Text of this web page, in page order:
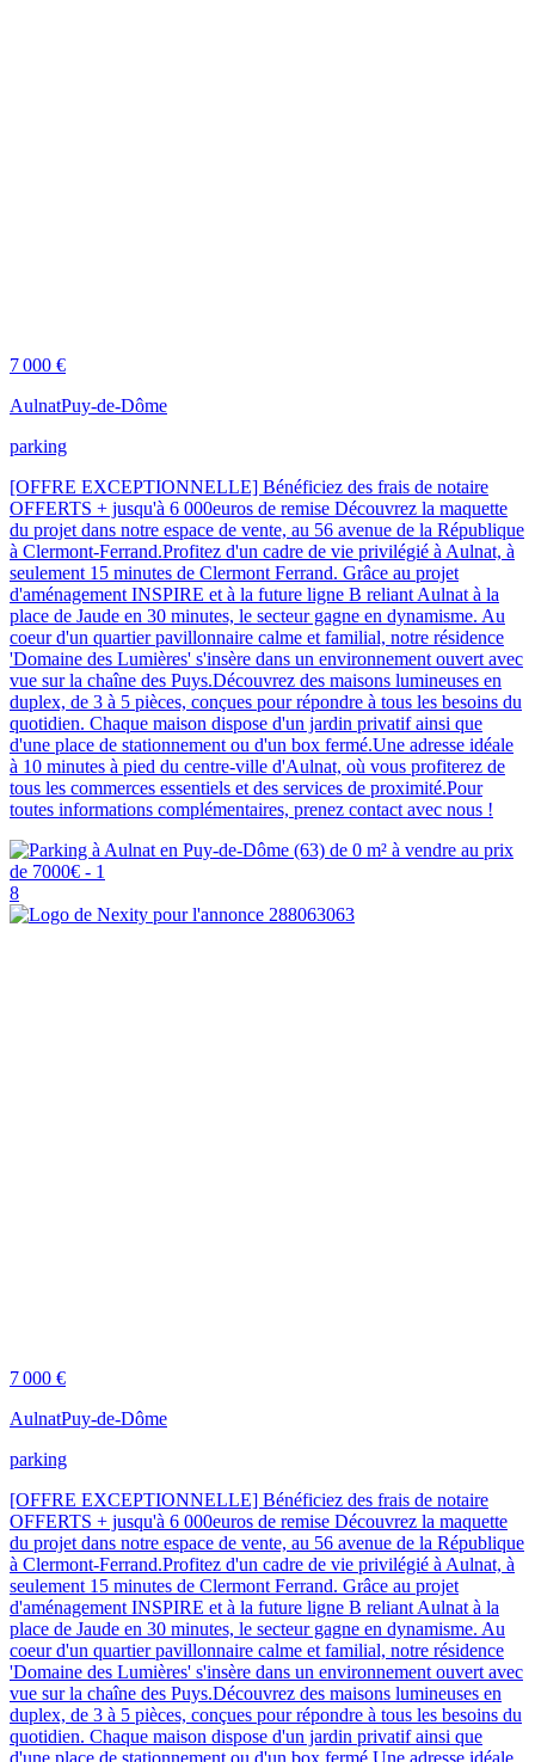
7 000 €
AulnatPuy-de-Dôme
parking
[OFFRE EXCEPTIONNELLE] Bénéficiez des frais de notaire
OFFERTS + jusqu'à 6 000euros de remise Découvrez la maquette
du projet dans notre espace de vente, au 56 avenue de la République
à Clermont-Ferrand.Profitez d'un cadre de vie privilégié à Aulnat, à
seulement 15 minutes de Clermont Ferrand. Grâce au projet
d'aménagement INSPIRE et à la future ligne B reliant Aulnat à la
place de Jaude en 30 minutes, le secteur gagne en dynamisme. Au
coeur d'un quartier pavillonnaire calme et familial, notre résidence
'Domaine des Lumières' s'insère dans un environnement ouvert avec
vue sur la chaîne des Puys.Découvrez des maisons lumineuses en
duplex, de 3 à 5 pièces, conçues pour répondre à tous les besoins du
quotidien. Chaque maison dispose d'un jardin privatif ainsi que
d'une place de stationnement ou d'un box fermé.Une adresse idéale
à 10 minutes à pied du centre-ville d'Aulnat, où vous profiterez de
tous les commerces essentiels et des services de proximité.Pour
toutes informations complémentaires, prenez contact avec nous !
8
7 000 €
AulnatPuy-de-Dôme
parking
[OFFRE EXCEPTIONNELLE] Bénéficiez des frais de notaire
OFFERTS + jusqu'à 6 000euros de remise Découvrez la maquette
du projet dans notre espace de vente, au 56 avenue de la République
à Clermont-Ferrand.Profitez d'un cadre de vie privilégié à Aulnat, à
seulement 15 minutes de Clermont Ferrand. Grâce au projet
d'aménagement INSPIRE et à la future ligne B reliant Aulnat à la
place de Jaude en 30 minutes, le secteur gagne en dynamisme. Au
coeur d'un quartier pavillonnaire calme et familial, notre résidence
'Domaine des Lumières' s'insère dans un environnement ouvert avec
vue sur la chaîne des Puys.Découvrez des maisons lumineuses en
duplex, de 3 à 5 pièces, conçues pour répondre à tous les besoins du
quotidien. Chaque maison dispose d'un jardin privatif ainsi que